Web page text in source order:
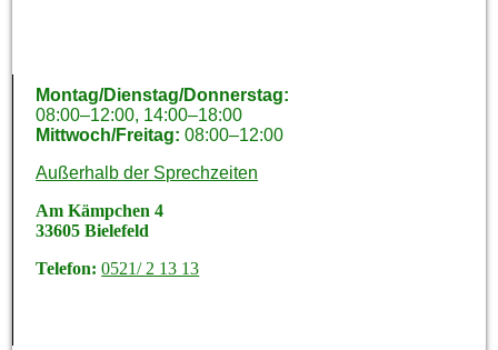
Montag/Dienstag/Donnerstag:
08:00–12:00, 14:00–18:00
Mittwoch/Freitag:08:00–12:00
Außerhalb der Sprechzeiten
Am Kämpchen 4
33605 Bielefeld
Telefon:0521/ 2 13 13